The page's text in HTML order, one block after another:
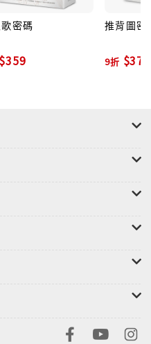
大的死局在十年前就已
裴玄靜必須作出選擇……
見方的錦緞上，繡出由
回文詩錦帕取名〈璇璣
和天璣星。因為不論北
樞星始終指向北極星。
錯、迴旋往復，不論如
都是蘇蕙對丈夫的深
受喜愛的閨閣遊戲。
密碼
$359
推背圖密
9折 $378